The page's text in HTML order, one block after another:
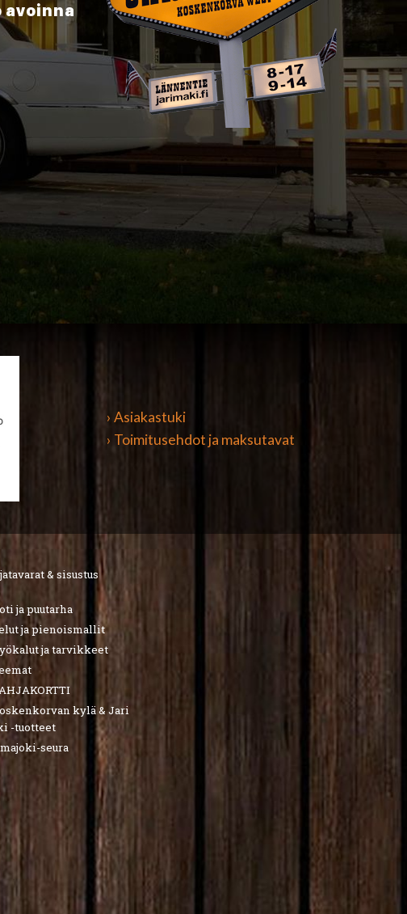
avoinna
› Asiakastuki
› Toimitusehdot ja maksutavat
& sisustus
ja puutarha
ja pienoismallit
ja tarvikkeet
kylä & Jari
-tuotteet
seura